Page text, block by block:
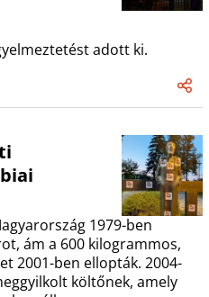
adott ki.
1979-ben
ám a 600 kilogrammos,
2001-ben ellopták. 2004-
költőnek, amely